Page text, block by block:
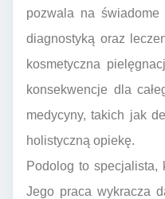
pozwala na
diagnostyką oraz
kosmetyczna
konsekwencje dla
medycyny, takich jak
holistyczną opiekę.
Podolog to specjalista,
Jego praca wykracza